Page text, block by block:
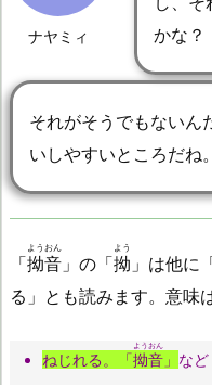
ナヤミィ
かな？
それがそうでもないん
いしやすいところだね。
「拗音
ようおん
」の「拗
よう
」は他に
る」とも読みます。意味は
ねじれる。「拗音
ようおん
」 など